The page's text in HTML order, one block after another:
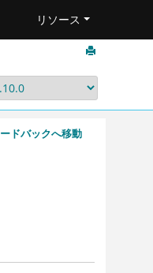
リソース
ドバックへ移動